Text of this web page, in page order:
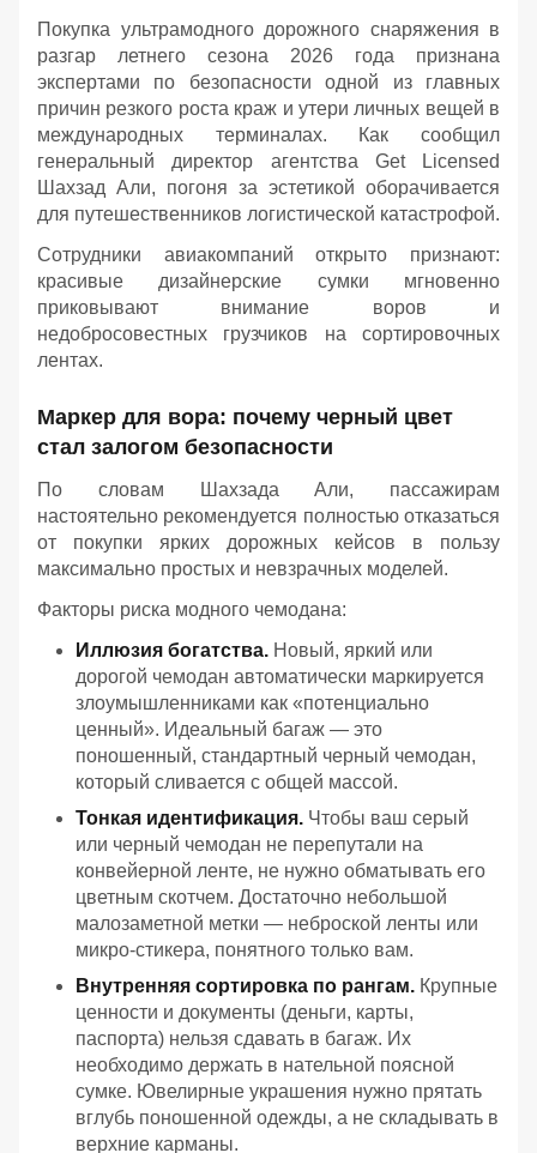
Покупка ультрамодного дорожного снаряжения в
разгар летнего сезона 2026 года признана
экспертами по безопасности одной из главных
причин резкого роста краж и утери личных вещей в
международных терминалах. Как сообщил
генеральный директор агентства Get Licensed
Шахзад Али, погоня за эстетикой оборачивается
для путешественников логистической катастрофой.
Сотрудники авиакомпаний открыто признают:
красивые дизайнерские сумки мгновенно
приковывают внимание воров и
недобросовестных грузчиков на сортировочных
лентах.
Маркер для вора: почему черный цвет
стал залогом безопасности
По словам Шахзада Али, пассажирам
настоятельно рекомендуется полностью отказаться
от покупки ярких дорожных кейсов в пользу
максимально простых и невзрачных моделей.
Факторы риска модного чемодана:
Иллюзия богатства. Новый, яркий или
дорогой чемодан автоматически маркируется
злоумышленниками как «потенциально
ценный». Идеальный багаж — это
поношенный, стандартный черный чемодан,
который сливается с общей массой.
Тонкая идентификация. Чтобы ваш серый
или черный чемодан не перепутали на
конвейерной ленте, не нужно обматывать его
цветным скотчем. Достаточно небольшой
малозаметной метки — неброской ленты или
микро-стикера, понятного только вам.
Внутренняя сортировка по рангам. Крупные
ценности и документы (деньги, карты,
паспорта) нельзя сдавать в багаж. Их
необходимо держать в нательной поясной
сумке. Ювелирные украшения нужно прятать
вглубь поношенной одежды, а не складывать в
верхние карманы.